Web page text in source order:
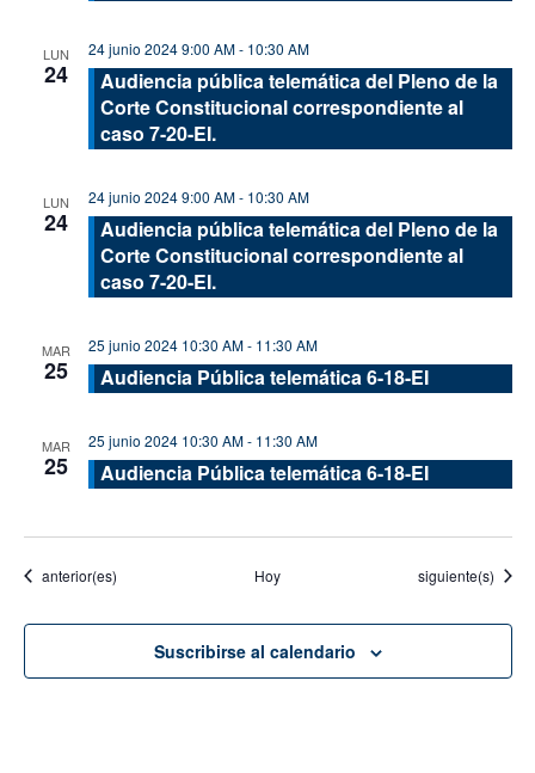
LUN
24
24 junio 2024 9:00 AM- 10:30 AM
Audiencia pública telemática del Pleno de la
Corte Constitucional correspondiente al
caso 7-20-EI.
LUN
24
24 junio 2024 9:00 AM- 10:30 AM
Audiencia pública telemática del Pleno de la
Corte Constitucional correspondiente al
caso 7-20-EI.
MAR
25
25 junio 2024 10:30 AM- 11:30 AM
Audiencia Pública telemática 6-18-EI
MAR
25
25 junio 2024 10:30 AM- 11:30 AM
Audiencia Pública telemática 6-18-EI
Eventos
anterior(es) Hoy Eventos
siguiente(s)
Suscribirse al calendario